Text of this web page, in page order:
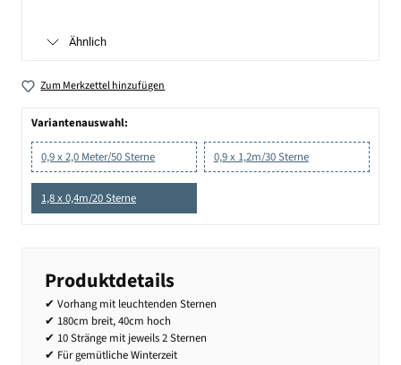
Ähnlich
Zum Merkzettel hinzufügen
Variantenauswahl:
0,9 x 2,0 Meter/50 Sterne 0,9 x 1,2m/30 Sterne
1,8 x 0,4m/20 Sterne
Produktdetails
✔ Vorhang mit leuchtenden Sternen
✔ 180cm breit, 40cm hoch
✔ 10 Stränge mit jeweils 2 Sternen
✔ Für gemütliche Winterzeit